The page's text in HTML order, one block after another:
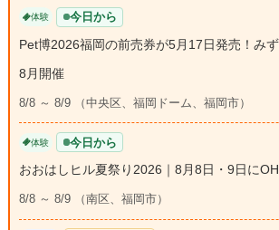
体験 今日から
Pet博2026福岡の前売券が5月17日発売！み
8月開催
8/8 ～ 8/9 （中央区、福岡ドーム、福岡市）
体験 今日から
おおはしヒル夏祭り2026｜8月8日・9日に
8/8 ～ 8/9 （南区、福岡市）